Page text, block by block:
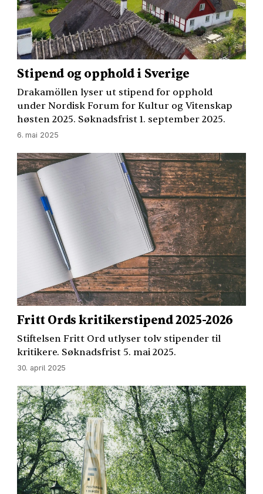
Stipend og opphold i Sverige
Drakamöllen lyser ut stipend for opphold
under Nordisk Forum for Kultur og Vitenskap
høsten 2025. Søknadsfrist 1. september 2025.
6. mai 2025
Fritt Ords kritikerstipend 2025-2026
Stiftelsen Fritt Ord utlyser tolv stipender til
kritikere. Søknadsfrist 5. mai 2025.
30. april 2025